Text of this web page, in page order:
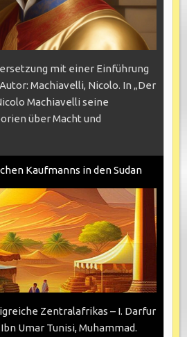
mit einer Einführung
Machiavelli, Nicolo. In „Der
Machiavelli seine
über Macht und
Kaufmanns in den Sudan
Zentralafrikas – I. Darfur
Umar Tunisi, Muhammad.